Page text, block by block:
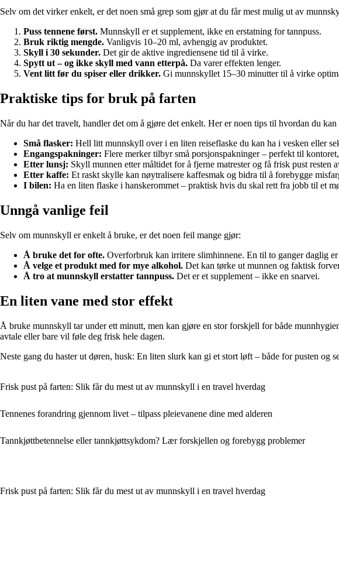
Selv om det virker enkelt, er det noen små grep som gjør at du får mest mulig ut av
Puss tennene først. Munnskyll er et supplement, ikke en erstatning for tannpuss.
Bruk riktig mengde. Vanligvis 10–20 ml, avhengig av produktet.
Skyll i 30 sekunder. Det gir de aktive ingrediensene tid til å virke.
Spytt ut – og ikke skyll med vann etterpå. Da varer effekten lenger.
Vent litt før du spiser eller drikker. Gi munnskyllet 15–30 minutter til å virke
Praktiske tips for bruk på farten
Når du har det travelt, handler det om å gjøre det enkelt. Her er noen tips til hvordan du
Små flasker: Hell litt munnskyll over i en liten reiseflaske du kan ha i vesken eller
Engangspakninger: Flere merker tilbyr små porsjonspakninger – perfekt til
Etter lunsj: Skyll munnen etter måltidet for å fjerne matrester og få frisk pust resten
Etter kaffe: Et raskt skylle kan nøytralisere kaffesmak og bidra til å forebygge
I bilen: Ha en liten flaske i hanskerommet – praktisk hvis du skal rett fra jobb til et
Unngå vanlige feil
Selv om munnskyll er enkelt å bruke, er det noen feil mange gjør:
Å bruke det for ofte. Overforbruk kan irritere slimhinnene. En til to ganger daglig
Å velge et produkt med for mye alkohol. Det kan tørke ut munnen og faktisk
Å tro at munnskyll erstatter tannpuss. Det er et supplement – ikke en snarvei.
En liten vane med stor effekt
Å bruke munnskyll tar under ett minutt, men kan gjøre en stor forskjell for både
avtale eller bare vil føle deg frisk hele dagen.
Neste gang du haster ut døren, husk: En liten slurk kan gi et stort løft – både for pusten og
Frisk pust på farten: Slik får du mest ut av munnskyll i en travel hverdag
Tennenes forandring gjennom livet – tilpass pleievanene dine med alderen
Tannkjøttbetennelse eller tannkjøttsykdom? Lær forskjellen og forebygg problemer
Frisk pust på farten: Slik får du mest ut av munnskyll i en travel hverdag